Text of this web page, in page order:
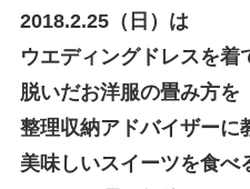
2018.2.25（日）は
ウエディングドレスを着
脱いだお洋服の畳み方を
整理収納アドバイザーに
美味しいスイーツを食べ